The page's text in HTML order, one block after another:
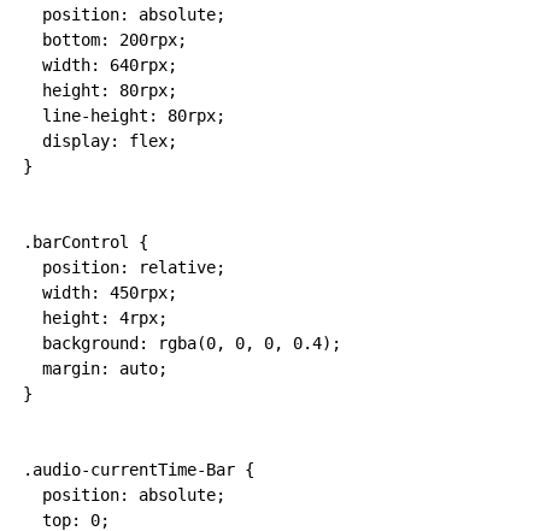
  position: absolute;
  bottom: 200rpx;
  width: 640rpx;
  height: 80rpx;
  line-height: 80rpx;
  display: flex;
}
.barControl {
  position: relative;
  width: 450rpx;
  height: 4rpx;
  background: rgba(0, 0, 0, 0.4);
  margin: auto;
}
.audio-currentTime-Bar {
  position: absolute;
  top: 0;